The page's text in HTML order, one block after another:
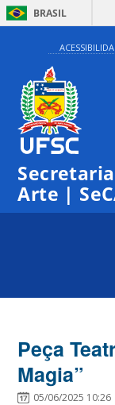
BRASIL
Arte |
Peça
Magia”
05/06/2025 10:26